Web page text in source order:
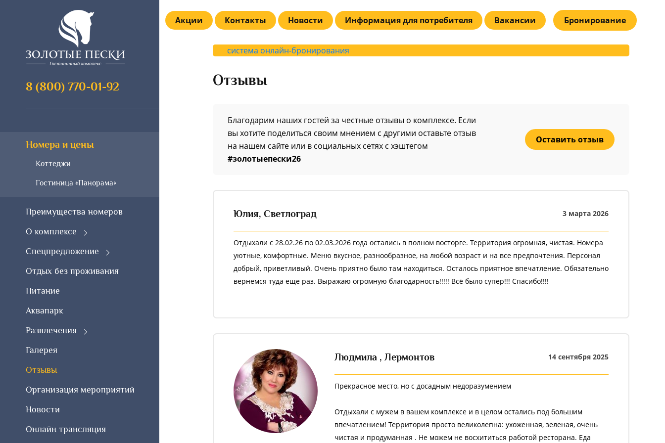
8 (800) 770-01-92
Номера и цены
Коттеджи
Гостиница «Панорама»
Преимущества номеров
О комплексе
Спецпредложение
Отдых без проживания
Питание
Аквапарк
Развлечения
Галерея
Отзывы
Организация мероприятий
Новости
Онлайн трансляция
Акции Контакты Новости Информация для потребителя Вакансии Бронирование
система онлайн-бронирования
Отзывы
Благодарим наших гостей за честные отзывы о комплексе. Если
вы хотите поделиться своим мнением с другими оставьте отзыв
на нашем сайте или в социальных сетях с хэштегом
#золотыепески26
Оставить отзыв
Юлия, Светлоград 3 марта 2026
Отдыхали с 28.02.26 по 02.03.2026 года остались в полном восторге. Территория огромная, чистая. Номера
уютные, комфортные. Меню вкусное, разнообразное, на любой возраст и на все предпочтения. Персонал
добрый, приветливый. Очень приятно было там находиться. Осталось приятное впечатление. Обязательно
вернемся туда еще раз. Выражаю огромную благодарность!!!!! Всё было супер!!! Спасибо!!!!
Людмила , Лермонтов 14 сентября 2025
Прекрасное место, но с досадным недоразумением
Отдыхали с мужем в вашем комплексе и в целом остались под большим
впечатлением! Территория просто великолепна: ухоженная, зеленая, очень
чистая и продуманная . Не можем не восхититься работой ресторана. Еда